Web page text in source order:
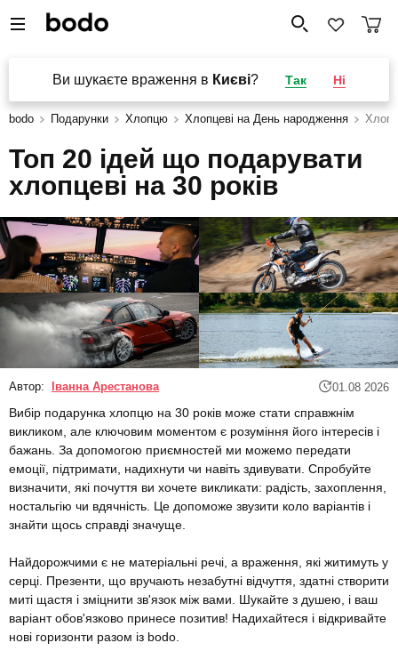
Ви шукаєте враження в Києві? Так Ні
bodo Подарунки Хлопцю Хлопцеві на День народження
Топ 20 ідей що подарувати
хлопцеві на 30 років
Автор: Іванна Арестанова 01.08 2026
Вибір подарунка хлопцю на 30 років може стати справжнім
викликом, але ключовим моментом є розуміння його інтересів і
бажань. За допомогою приємностей ми можемо передати
емоції, підтримати, надихнути чи навіть здивувати. Спробуйте
визначити, які почуття ви хочете викликати: радість, захоплення,
ностальгію чи вдячність. Це допоможе звузити коло варіантів і
знайти щось справді значуще.
Найдорожчими є не матеріальні речі, а враження, які житимуть у
серці. Презенти, що вручають незабутні відчуття, здатні створити
миті щастя і зміцнити зв'язок між вами. Шукайте з душею, і ваш
варіант обов'язково принесе позитив! Надихайтеся і відкривайте
нові горизонти разом із bodo.